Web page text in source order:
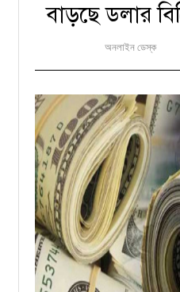
বাড়ছে ডলার
অনলাইন ডেস্ক